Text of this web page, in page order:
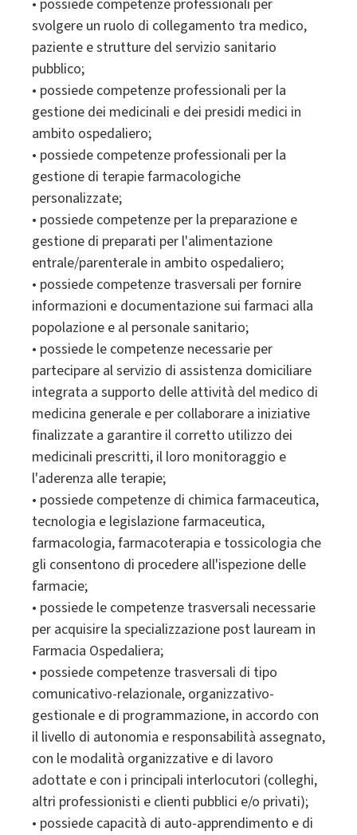
• possiede competenze professionali per
svolgere un ruolo di collegamento tra medico,
paziente e strutture del servizio sanitario
pubblico;
• possiede competenze professionali per la
gestione dei medicinali e dei presidi medici in
ambito ospedaliero;
• possiede competenze professionali per la
gestione di terapie farmacologiche
personalizzate;
• possiede competenze per la preparazione e
gestione di preparati per l'alimentazione
entrale/parenterale in ambito ospedaliero;
• possiede competenze trasversali per fornire
informazioni e documentazione sui farmaci alla
popolazione e al personale sanitario;
• possiede le competenze necessarie per
partecipare al servizio di assistenza domiciliare
integrata a supporto delle attività del medico di
medicina generale e per collaborare a iniziative
finalizzate a garantire il corretto utilizzo dei
medicinali prescritti, il loro monitoraggio e
l'aderenza alle terapie;
• possiede competenze di chimica farmaceutica,
tecnologia e legislazione farmaceutica,
farmacologia, farmacoterapia e tossicologia che
gli consentono di procedere all'ispezione delle
farmacie;
• possiede le competenze trasversali necessarie
per acquisire la specializzazione post lauream in
Farmacia Ospedaliera;
• possiede competenze trasversali di tipo
comunicativo-relazionale, organizzativo-
gestionale e di programmazione, in accordo con
il livello di autonomia e responsabilità assegnato,
con le modalità organizzative e di lavoro
adottate e con i principali interlocutori (colleghi,
altri professionisti e clienti pubblici e/o privati);
• possiede capacità di auto-apprendimento e di